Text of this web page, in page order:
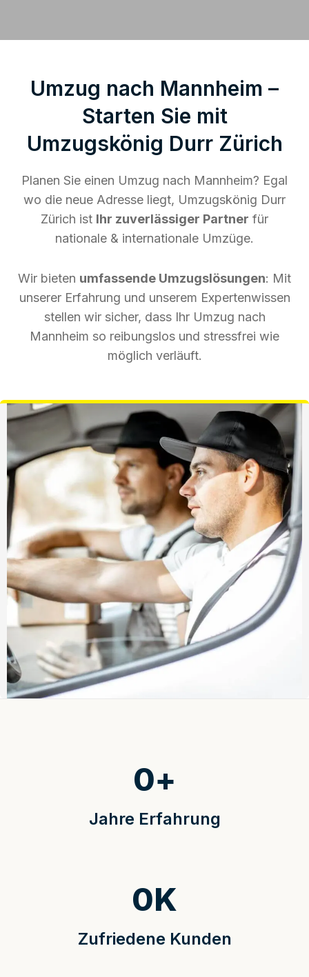
Umzug nach Mannheim –
Starten Sie mit
Umzugskönig Durr Zürich
Planen Sie einen Umzug nach Mannheim? Egal
wo die neue Adresse liegt, Umzugskönig Durr
Zürich ist Ihr zuverlässiger Partner für
nationale & internationale Umzüge.
Wir bieten umfassende Umzugslösungen: Mit
unserer Erfahrung und unserem Expertenwissen
stellen wir sicher, dass Ihr Umzug nach
Mannheim so reibungslos und stressfrei wie
möglich verläuft.
Jahre Erfahrung
0+
Zufriedene Kunden
0K